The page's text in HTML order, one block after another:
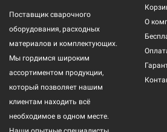
Поставщик сварочного
оборудования, расходных
материалов и комплектующих.
Мы гордимся широким
ассортиментом продукции,
который позволяет нашим
клиентам находить всё
необходимое в одном месте.
О